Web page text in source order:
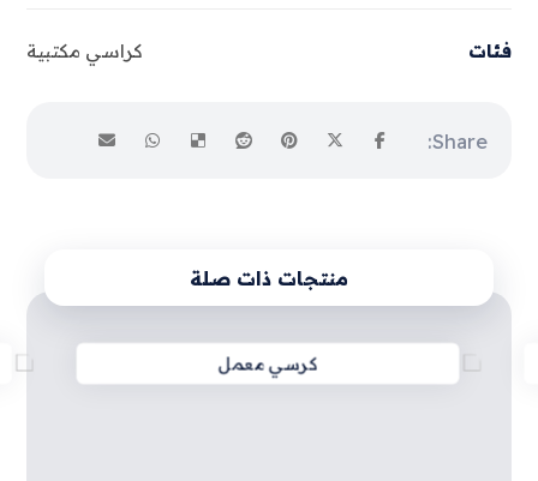
فئات كراسي مكتبية
منتجات ذات صلة
كرسي معمل